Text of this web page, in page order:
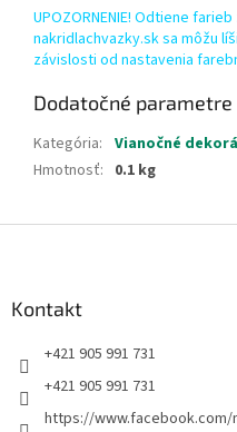
UPOZORNENIE! Odtiene
nakridlachvazky.sk sa môžu
závislosti od nastavenia
Dodatočné parametre
Kategória: Vianočné
Hmotnosť: 0.1 kg
Kontakt
+421 905 991 731
+421 905 991 731
https://www.facebook.com/